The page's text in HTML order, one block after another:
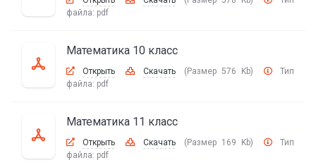
файла: pdf
Математика 10 класс
Открыть Скачать (Размер 576 Kb)
Тип
файла: pdf
Математика 11 класс
Открыть Скачать (Размер 169 Kb)
Тип
файла: pdf